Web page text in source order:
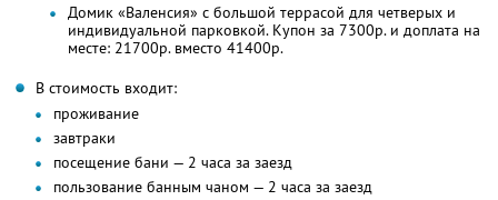
Домик «Валенсия» с большой террасой для четверых и
индивидуальной парковкой. Купон за 7300р. и доплата на
месте: 21700р. вместо 41400р.
В стоимость входит:
проживание
завтраки
посещение бани — 2 часа за заезд
пользование банным чаном — 2 часа за заезд